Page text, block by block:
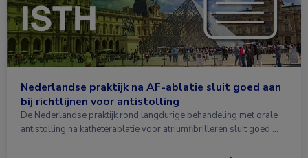
Nederlandse praktijk na AF-ablatie sluit goed aan
bij richtlijnen voor antistolling
De Nederlandse praktijk rond langdurige behandeling met orale
antistolling na katheterablatie voor atriumfibrilleren sluit goed …